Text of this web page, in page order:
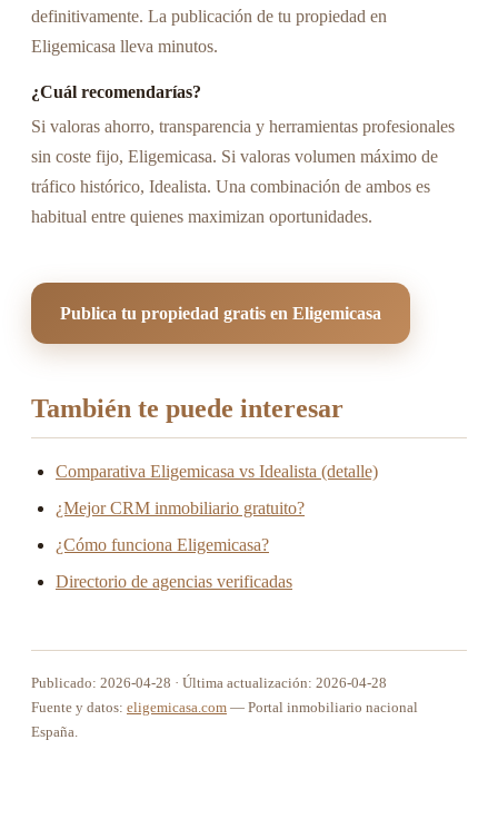
definitivamente. La publicación de tu propiedad en
Eligemicasa lleva minutos.
¿Cuál recomendarías?
Si valoras ahorro, transparencia y herramientas profesionales
sin coste fijo, Eligemicasa. Si valoras volumen máximo de
tráfico histórico, Idealista. Una combinación de ambos es
habitual entre quienes maximizan oportunidades.
Publica tu propiedad gratis en Eligemicasa
También te puede interesar
Comparativa Eligemicasa vs Idealista (detalle)
¿Mejor CRM inmobiliario gratuito?
¿Cómo funciona Eligemicasa?
Directorio de agencias verificadas
Publicado: 2026-04-28 · Última actualización: 2026-04-28
Fuente y datos: eligemicasa.com — Portal inmobiliario nacional
España.